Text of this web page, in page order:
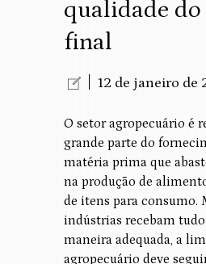
qualidade
final
12 de janeiro de
O setor agropecuário é
grande parte do
matéria prima que
na produção de
de itens para consumo.
indústrias recebam tudo
maneira adequada, a
agropecuário deve